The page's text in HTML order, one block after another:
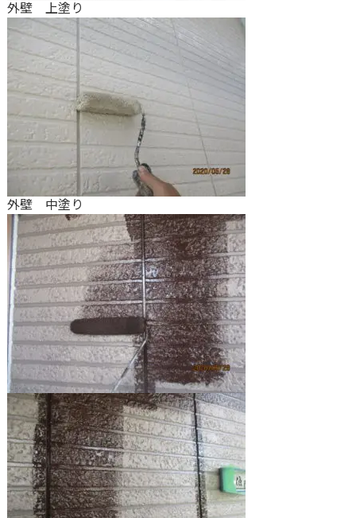
外壁 上塗り
外壁 中塗り